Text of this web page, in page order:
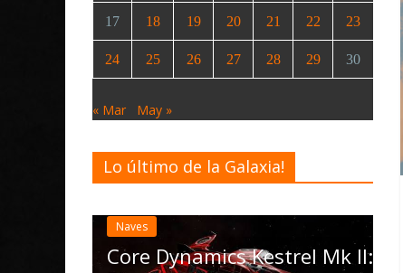
17 18 19 20 21 22 23
24 25 26 27 28 29 30
« Mar May »
Lo último de la Galaxia!
actualización 4.4.0: llegan
las Operations, el vehículo